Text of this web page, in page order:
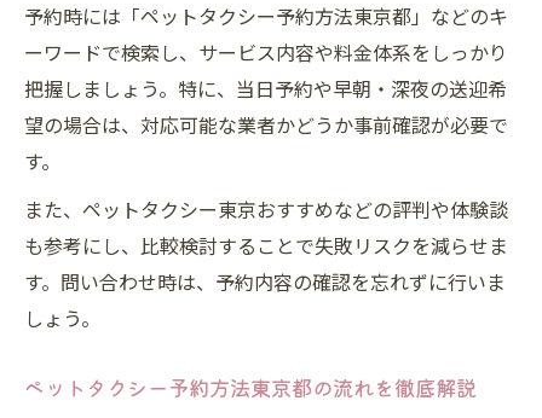
予約時には「ペットタクシー予約方法東京都」などのキ
ーワードで検索し、サービス内容や料金体系をしっかり
把握しましょう。特に、当日予約や早朝・深夜の送迎希
望の場合は、対応可能な業者かどうか事前確認が必要で
す。
また、ペットタクシー東京おすすめなどの評判や体験談
も参考にし、比較検討することで失敗リスクを減らせま
す。問い合わせ時は、予約内容の確認を忘れずに行いま
しょう。
ペットタクシー予約方法東京都の流れを徹底解説